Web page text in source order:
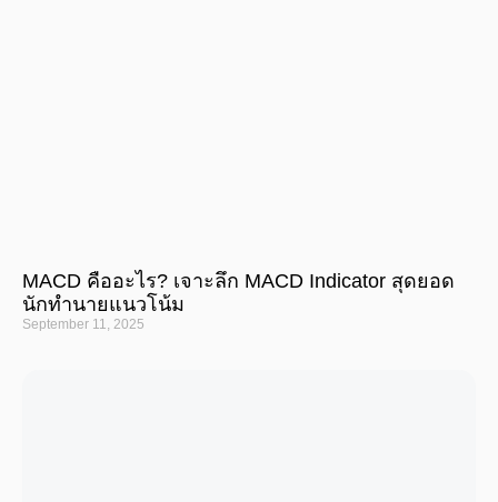
MACD คืออะไร? เจาะลึก MACD Indicator สุดยอด
นักทำนายแนวโน้ม
September 11, 2025